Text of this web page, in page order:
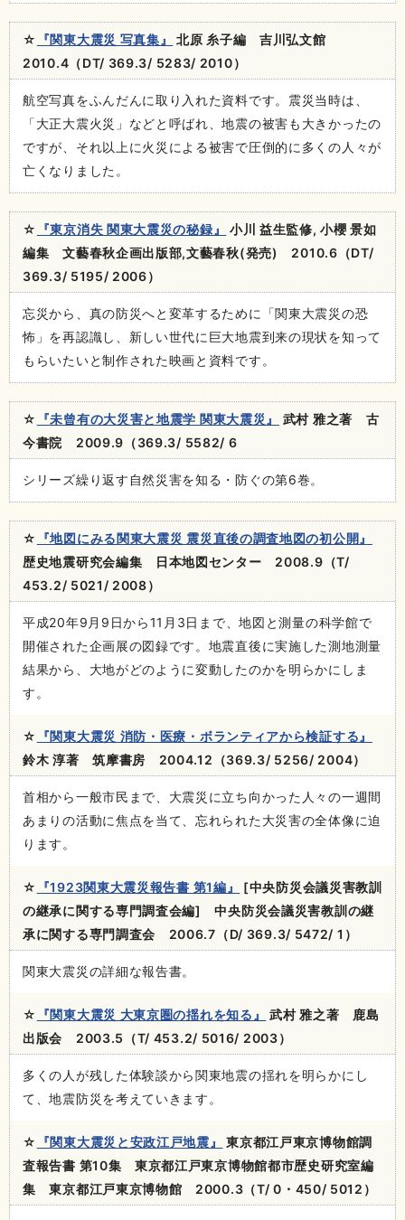
☆ 『関東大震災 写真集』
北原 糸子編 吉川弘文館
2010.4（DT/ 369.3/ 5283/ 2010）
航空写真をふんだんに取り入れた資料です。震災当時は、
「大正大震火災」などと呼ばれ、地震の被害も大きかったの
ですが、それ以上に火災による被害で圧倒的に多くの人々が
亡くなりました。
☆ 『東京消失 関東大震災の秘録』
小川 益生監修, 小櫻 景如
編集 文藝春秋企画出版部,文藝春秋(発売) 2010.6（DT/
369.3/ 5195/ 2006）
忘災から、真の防災へと変革するために「関東大震災の恐
怖」を再認識し、新しい世代に巨大地震到来の現状を知って
もらいたいと制作された映画と資料です。
☆ 『未曾有の大災害と地震学 関東大震災』
武村 雅之著 古
今書院 2009.9（369.3/ 5582/ 6
シリーズ繰り返す自然災害を知る・防ぐの第6巻。
☆
『地図にみる関東大震災 震災直後の調査地図の初公開』
歴史地震研究会編集 日本地図センター 2008.9（T/
453.2/ 5021/ 2008）
平成20年9月9日から11月3日まで、地図と測量の科学館で
開催された企画展の図録です。地震直後に実施した測地測量
結果から、大地がどのように変動したのかを明らかにしま
す。
☆
『関東大震災 消防・医療・ボランティアから検証する』
鈴木 淳著 筑摩書房 2004.12（369.3/ 5256/ 2004）
首相から一般市民まで、大震災に立ち向かった人々の一週間
あまりの活動に焦点を当て、忘れられた大災害の全体像に迫
ります。
☆ 『1923関東大震災報告書 第1編』
[中央防災会議災害教訓
の継承に関する専門調査会編] 中央防災会議災害教訓の継
承に関する専門調査会 2006.7（D/ 369.3/ 5472/ 1）
関東大震災の詳細な報告書。
☆ 『関東大震災 大東京圏の揺れを知る』
武村 雅之著 鹿島
出版会 2003.5（T/ 453.2/ 5016/ 2003）
多くの人が残した体験談から関東地震の揺れを明らかにし
て、地震防災を考えていきます。
☆ 『関東大震災と安政江戸地震』
東京都江戸東京博物館調
査報告書 第10集 東京都江戸東京博物館都市歴史研究室編
集 東京都江戸東京博物館 2000.3（T/ 0・450/ 5012）